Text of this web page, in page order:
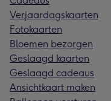
Verjaardagskaarten
Fotokaarten
Bloemen bezorgen
Geslaagd kaarten
Geslaagd cadeaus
Ansichtkaart maken